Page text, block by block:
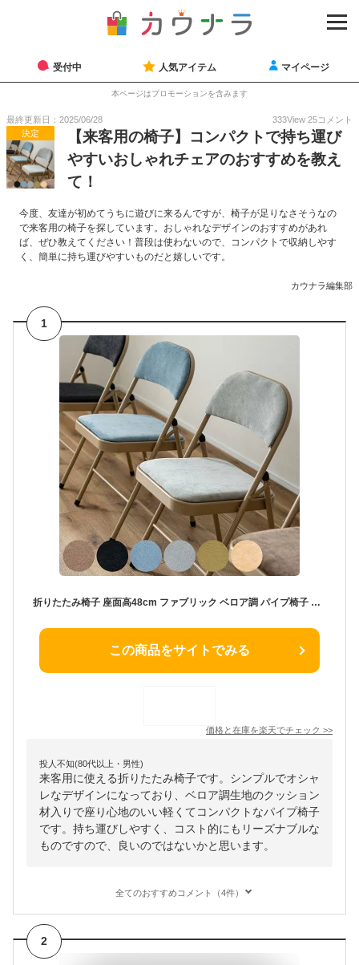
受付中 人気アイテム マイページ
本ページはプロモーションを含みます
最終更新日：2025/06/28 333View 25コメント
決定
【来客用の椅子】コンパクトで持ち運び
やすいおしゃれチェアのおすすめを教え
て！
今度、友達が初めてうちに遊びに来るんですが、椅子が足りなさそうなの
で来客用の椅子を探しています。おしゃれなデザインのおすすめがあれ
ば、ぜひ教えてください！普段は使わないので、コンパクトで収納しやす
く、簡単に持ち運びやすいものだと嬉しいです。
カウナラ編集部
1
折りたたみ椅子 座面高48cm ファブリック ベロア調 パイプ椅子 （ 折り畳みイス 折り畳み椅子 折りたたみ式 簡易椅子 椅子 チェア チェアー 軽量 コンパクト おしゃれ 座面 クッション 来客用 シンプル ）
この商品をサイトでみる
価格と在庫を楽天でチェック >>
投人不知(80代以上・男性)
来客用に使える折りたたみ椅子です。シンプルでオシャ
レなデザインになっており、ベロア調生地のクッション
材入りで座り心地のいい軽くてコンパクトなパイプ椅子
です。持ち運びしやすく、コスト的にもリーズナブルな
ものですので、良いのではないかと思います。
全てのおすすめコメント（4件）
2